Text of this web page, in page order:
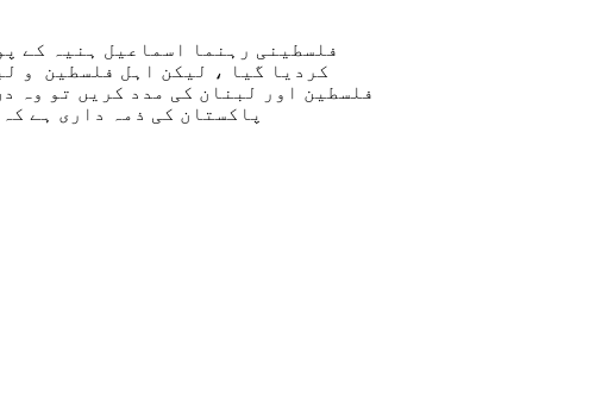
فلسطینی رہنما اسماعیل ہنیہ کے
کردیا گیا ، لیکن اہل فلسطین و
فلسطین اور لبنان کی مدد کریں تو وہ
پاکستان کی ذمہ داری ہے